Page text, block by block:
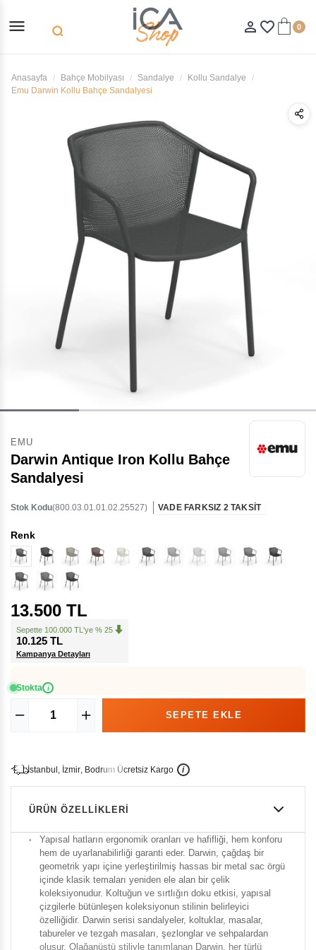
menu search person_outline favorite_border 0
Anasayfa Bahçe Mobilyası Sandalye
Kollu Sandalye
Emu Darwin Kollu Bahçe Sandalyesi
EMU
Darwin Antique Iron Kollu Bahçe
Sandalyesi
(800.03.01.01.02.25527)
Stok Kodu VADE FARKSIZ 2 TAKSİT
Renk
13.500 TL
Sepette 100.000 TL'ye % 25
10.125 TL
Kampanya Detayları
Stokta i
İstanbu , İzmir, Bodrum Ücretsiz Kargo i
ÜRÜN ÖZELLIKLERI
Yapısal hatların ergonomik oranları ve hafifliği, hem konforu
hem de uyarlanabilirliği garanti eder. Darwin, çağdaş bir
geometrik yapı içine yerleştirilmiş hassas bir metal sac örgü
içinde klasik temaları yeniden ele alan bir çelik
koleksiyonudur. Koltuğun ve sırtlığın doku etkisi, yapısal
çizgilerle bütünleşen koleksiyonun stilinin belirleyici
özelliğidir. Darwin serisi sandalyeler, koltuklar, masalar,
tabureler ve tezgah masaları, şezlonglar ve sehpalardan
oluşur. Olağanüstü stiliyle tanımlanan Darwin, her türlü